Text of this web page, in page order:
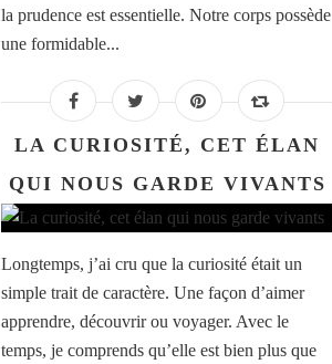
la prudence est essentielle. Notre corps possède
une formidable...
LA CURIOSITÉ, CET ÉLAN
QUI NOUS GARDE VIVANTS
Longtemps, j’ai cru que la curiosité était un
simple trait de caractère. Une façon d’aimer
apprendre, découvrir ou voyager. Avec le
temps, je comprends qu’elle est bien plus que